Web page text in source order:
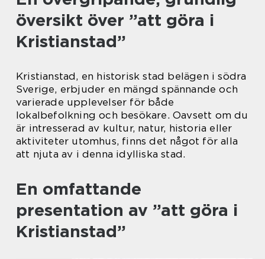
översikt över ”att göra i
Kristianstad”
Kristianstad, en historisk stad belägen i södra
Sverige, erbjuder en mängd spännande och
varierade upplevelser för både
lokalbefolkning och besökare. Oavsett om du
är intresserad av kultur, natur, historia eller
aktiviteter utomhus, finns det något för alla
att njuta av i denna idylliska stad.
En omfattande
presentation av ”att göra i
Kristianstad”